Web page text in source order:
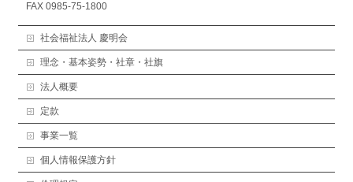
FAX 0985-75-1800
社会福祉法人 慶明会
理念・基本姿勢・社章・社旗
法人概要
定款
事業一覧
個人情報保護方針